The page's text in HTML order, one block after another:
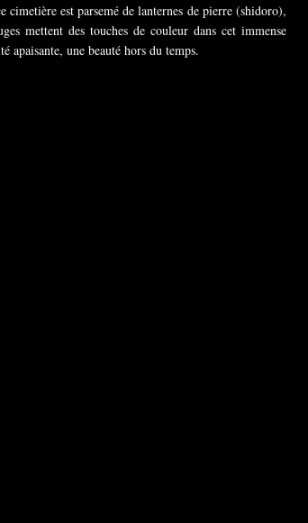
est parsemé de lanternes de pierre (shidoro),
mettent des touches de couleur dans cet immense
apaisante, une beauté hors du temps.